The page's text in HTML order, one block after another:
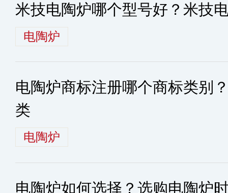
米技电陶炉哪个型号好？米技
电陶炉
电陶炉商标注册哪个商标类别
类
电陶炉
电陶炉如何选择？选购电陶炉